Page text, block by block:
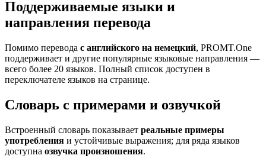
Поддерживаемые языки и
направления перевода
Помимо перевода с английского на немецкий, PROMT.One
поддерживает и другие популярные языковые направления —
всего более 20 языков. Полный список доступен в
переключателе языков на странице.
Словарь с примерами и озвучкой
Встроенный словарь показывает реальные примеры
употребления и устойчивые выражения; для ряда языков
доступна озвучка произношения.